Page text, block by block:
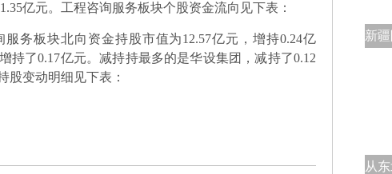
亿元。工程咨询服务板块个股资金流向见下表：
务板块北向资金持股市值为12.57亿元，增持0.24亿
持了0.17亿元。减持持最多的是华设集团，减持了0.12
股变动明细见下表：